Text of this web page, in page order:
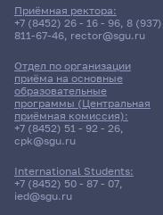
Приёмная ректора:
+7 (8452) 26 - 16 - 96, 8 (937)
811-67-46, rector@sgu.ru
Отдел по организации
приёма на основные
образовательные
программы (Центральная
приёмная комиссия):
+7 (8452) 51 - 92 - 26,
cpk@sgu.ru
International Students:
+7 (8452) 50 - 87 - 07,
ied@sgu.ru